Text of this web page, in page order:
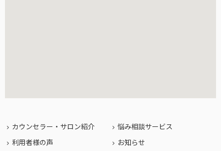
カウンセラー・サロン紹介
悩み相談サービス
利用者様の声
お知らせ